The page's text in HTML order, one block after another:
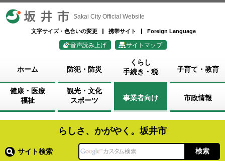
坂井市 Sakai City Official Website
文字サイズ・色合いの変更 携帯サイト Foreign Language
音声読み上げ サイトマップ
ホーム 防犯・防災
くらし
手続き・税
子育て・教育
健康・医療
福祉
観光・文化
スポーツ
事業者向け 市政情報
らしさ、かがやく。坂井市
サイト検索